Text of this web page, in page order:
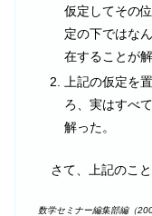
仮定してその
定の下ではな
在することが解
上記の仮定を
ろ、実はすべ
解った。
さて、上記のこと
数学セミナー編集部編（